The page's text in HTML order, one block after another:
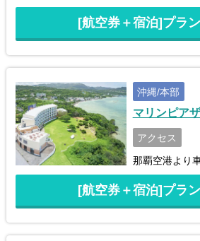
[航空券＋宿泊]プラ
沖縄/本部
マリンピア
アクセス
那覇空港より
[航空券＋宿泊]プラ